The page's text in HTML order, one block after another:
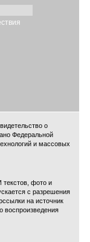
о
Федеральной
и массовых
текстов, фото и
с разрешения
на источник
воспроизведения